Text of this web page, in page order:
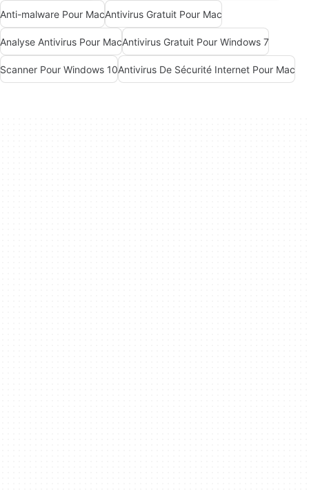
Anti-malware Pour MacAntivirus Gratuit Pour Mac
Analyse Antivirus Pour MacAntivirus Gratuit Pour Windows 7
Scanner Pour Windows 10Antivirus De Sécurité Internet Pour Mac